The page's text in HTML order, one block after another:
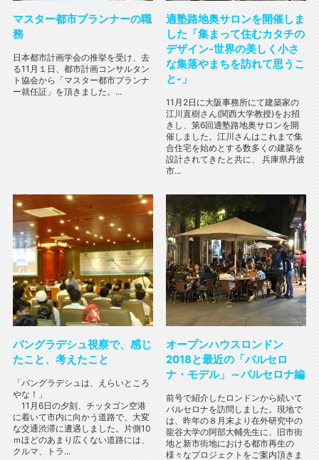
マスター都市プランナーの職
務
日本都市計画学会の推挙を受け、去
る11月１日、都市計画コンサルタン
ト協会から「マスター都市プランナ
ー就任証」を頂きました。...
適塾路地奥サロンを開催しま
した「集まって住むカタチの
デザイン-世界の美しく小さ
な集落やまちを訪れて思うこ
と-」
11月2日に大阪事務所にて建築家の
江川直樹さん(関西大学教授)をお招
きし、第6回適塾路地奥サロンを開
催しました。江川さんはこれまで集
合住宅を始めとする数多くの建築を
設計されてきたと共に、 兵庫県丹波
市...
バングラデシュ視察で、感じ
たこと、考えたこと
「バングラデシュは、えらいところ
やな！」
11月6日の夕刻、チッタゴン空港
に着いて市内に向かう道路で、大変
な交通渋滞に遭遇しました。片側10
ｍほどのあまり広くない道路には、
クルマ、トラ...
オープンハウスロンドン
2018と最近の「バルセロ
ナ・モデル」～バルセロナ編
前号で紹介したロンドンから続いて
バルセロナを訪問しました。現地で
は、昨年の８月末より在外研究中の
龍谷大学の阿部大輔先生に、旧市街
地と新市街地における都市再生の
様々なプロジェクトをご案内頂きま